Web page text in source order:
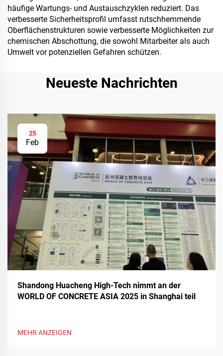
häufige Wartungs- und Austauschzyklen reduziert. Das
verbesserte Sicherheitsprofil umfasst rutschhemmende
Oberflächenstrukturen sowie verbesserte Möglichkeiten zur
chemischen Abschottung, die sowohl Mitarbeiter als auch
Umwelt vor potenziellen Gefahren schützen.
Neueste Nachrichten
25
Feb
Shandong Huacheng High-Tech nimmt an der
WORLD OF CONCRETE ASIA 2025 in Shanghai teil
MEHR ANZEIGEN